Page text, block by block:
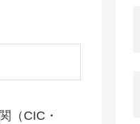
（CIC・